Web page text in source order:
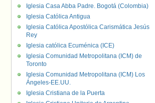
Iglesia Casa Abba Padre. Bogotá (Colombia)
Iglesia Católica Antigua
Iglesia Católica Apostólica Carismática Jesús
Rey
Iglesia católica Ecuménica (ICE)
Iglesia Comunidad Metropolitana (ICM) de
Toronto
Iglesia Comunidad Metropolitana (ICM) Los
Ángeles-EE.UU.
Iglesia Cristiana de la Puerta